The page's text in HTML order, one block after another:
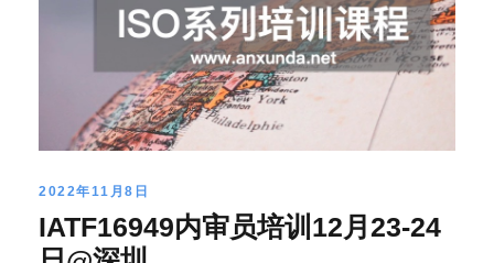
2022年11月8日
IATF16949内审员培训12月23-24